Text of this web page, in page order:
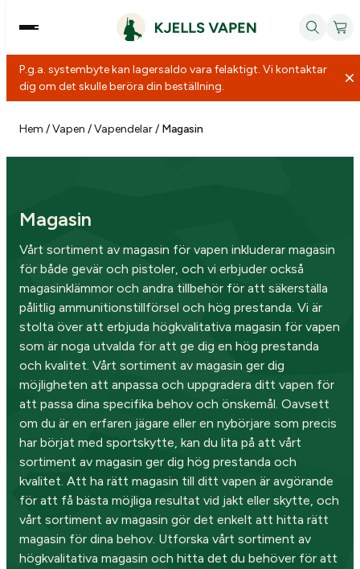
P.g.a. systembyte kan lagersaldo vara felaktigt. Vi kontaktar
dig om det skulle beröra din beställning.
Hem /Vapen /Vapendelar/ Magasin
Magasin
Vårt sortiment av magasin för vapen inkluderar magasin
för både gevär och pistoler, och vi erbjuder också
magasinklämmor och andra tillbehör för att säkerställa
pålitlig ammunitionstillförsel och hög prestanda. Vi är
stolta över att erbjuda högkvalitativa magasin för vapen
som är noga utvalda för att ge dig en hög prestanda
och kvalitet. Vårt sortiment av magasin ger dig
möjligheten att anpassa och uppgradera ditt vapen för
att passa dina specifika behov och önskemål. Oavsett
om du är en erfaren jägare eller en nybörjare som precis
har börjat med sportskytte, kan du lita på att vårt
sortiment av magasin ger dig hög prestanda och
kvalitet. Att ha rätt magasin till ditt vapen är avgörande
för att få bästa möjliga resultat vid jakt eller skytte, och
vårt sortiment av magasin gör det enkelt att hitta rätt
magasin för dina behov. Utforska vårt sortiment av
högkvalitativa magasin och hitta det du behöver för att